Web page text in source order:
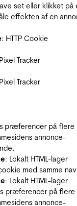
set eller klikket på
effekten af en
: HTTP Cookie
Tracker
Tracker
præferencer på flere
annonce-
: Lokalt HTML-lager
med samme
: Lokalt HTML-lager
præferencer på flere
annonce-